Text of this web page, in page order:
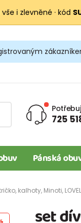
i zlevněné · kód
725
Pánská
kalhoty, Minoti,
set